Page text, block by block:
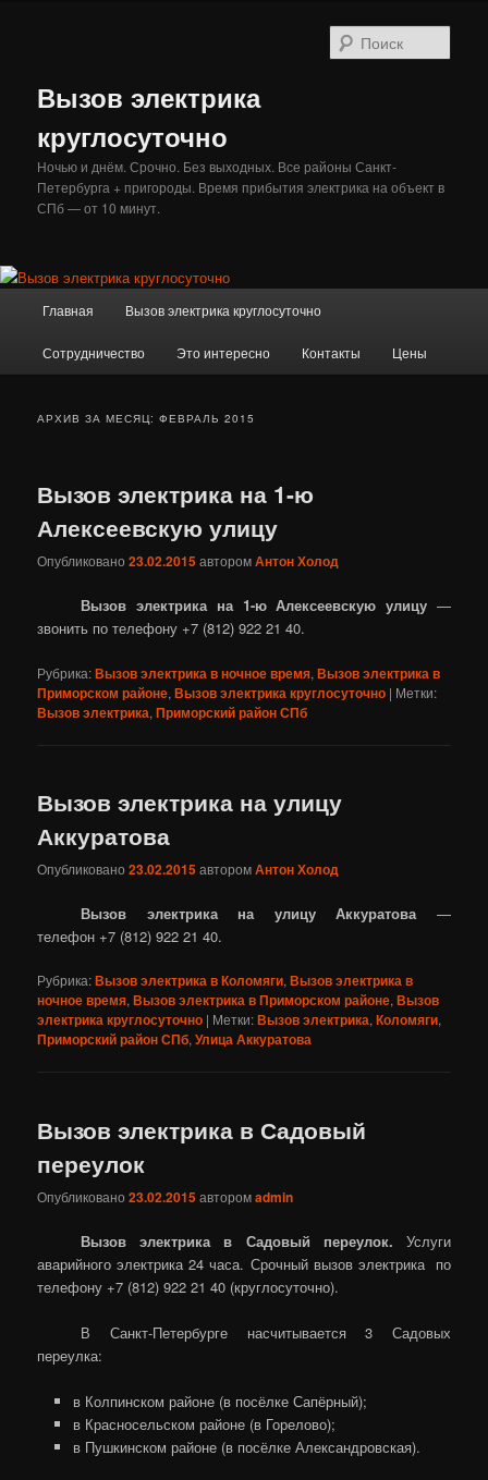
Вызов электрика
круглосуточно
Ночью и днём. Срочно. Без выходных. Все районы Санкт-
Петербурга + пригороды. Время прибытия электрика на объект в
СПб — от 10 минут.
Главная Вызов электрика круглосуточно
Сотрудничество Это интересно Контакты Цены
АРХИВ ЗА МЕСЯЦ:ФЕВРАЛЬ 2015
Вызов электрика на 1-ю
Алексеевскую улицу
Опубликовано23.02.2015авторомАнтон Холод
Вызов электрика на 1-ю Алексеевскую улицу —
звонить по телефону +7 (812) 922 21 40.
Рубрика:Вызов электрика в ночное время,Вызов электрика в
Приморском районе,Вызов электрика круглосуточно | Метки:
Вызов электрика,Приморский район СПб
Вызов электрика на улицу
Аккуратова
Опубликовано23.02.2015авторомАнтон Холод
Вызов электрика на улицу Аккуратова—
телефон +7 (812) 922 21 40.
Рубрика:Вызов электрика в Коломяги,Вызов электрика в
ночное время,Вызов электрика в Приморском районе,Вызов
электрика круглосуточно | Метки:Вызов электрика,Коломяги,
Приморский район СПб,Улица Аккуратова
Вызов электрика в Садовый
переулок
Опубликовано23.02.2015авторомadmin
Вызов электрика в Садовый переулок. Услуги
аварийного электрика 24 часа. Срочный вызов электрика по
телефону +7 (812) 922 21 40 (круглосуточно).
В Санкт-Петербурге насчитывается 3 Садовых
переулка:
в Колпинском районе (в посёлке Сапёрный);
в Красносельском районе (в Горелово);
в Пушкинском районе (в посёлке Александровская).